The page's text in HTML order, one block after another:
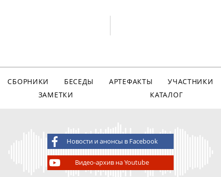
СБОРНИКИ БЕСЕДЫ АРТЕФАКТЫ
УЧАСТНИКИ
ЗАМЕТКИ
КАТАЛОГ
Новости и анонсы в Facebook
Видео-архив на Youtube